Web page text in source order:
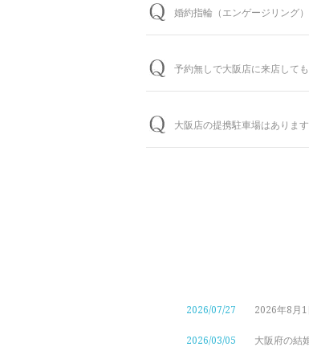
ご来店予約はこちら
婚約指輪（エンゲージリング
予約無しで大阪店に来店して
WEB予約＆初来店で、アンケ
大阪店の提携駐車場はありま
2026/07/27 2026年8月
2026/03/05 大阪府の結